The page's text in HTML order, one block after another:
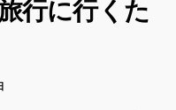
行に行くた